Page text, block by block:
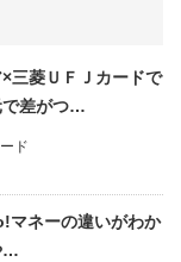
×三菱ＵＦＪカードで
で差がつ…
ド
マネーの違いがわか
…